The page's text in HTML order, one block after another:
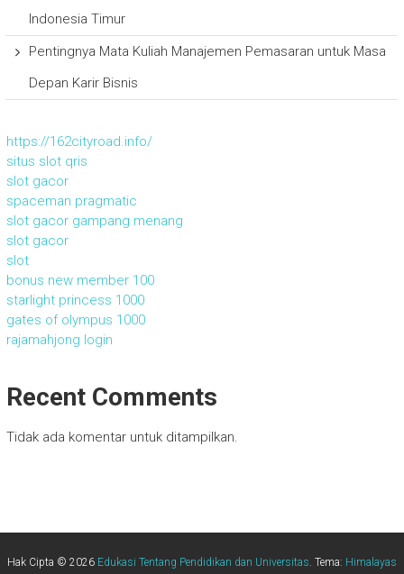
Indonesia Timur
Pentingnya Mata Kuliah Manajemen Pemasaran untuk Masa
Depan Karir Bisnis
https://162cityroad.info/
situs slot qris
slot gacor
spaceman pragmatic
slot gacor gampang menang
slot gacor
slot
bonus new member 100
starlight princess 1000
gates of olympus 1000
rajamahjong login
Recent Comments
Tidak ada komentar untuk ditampilkan.
Hak Cipta © 2026 Edukasi Tentang Pendidikan dan Universitas. Tema: Himalayas